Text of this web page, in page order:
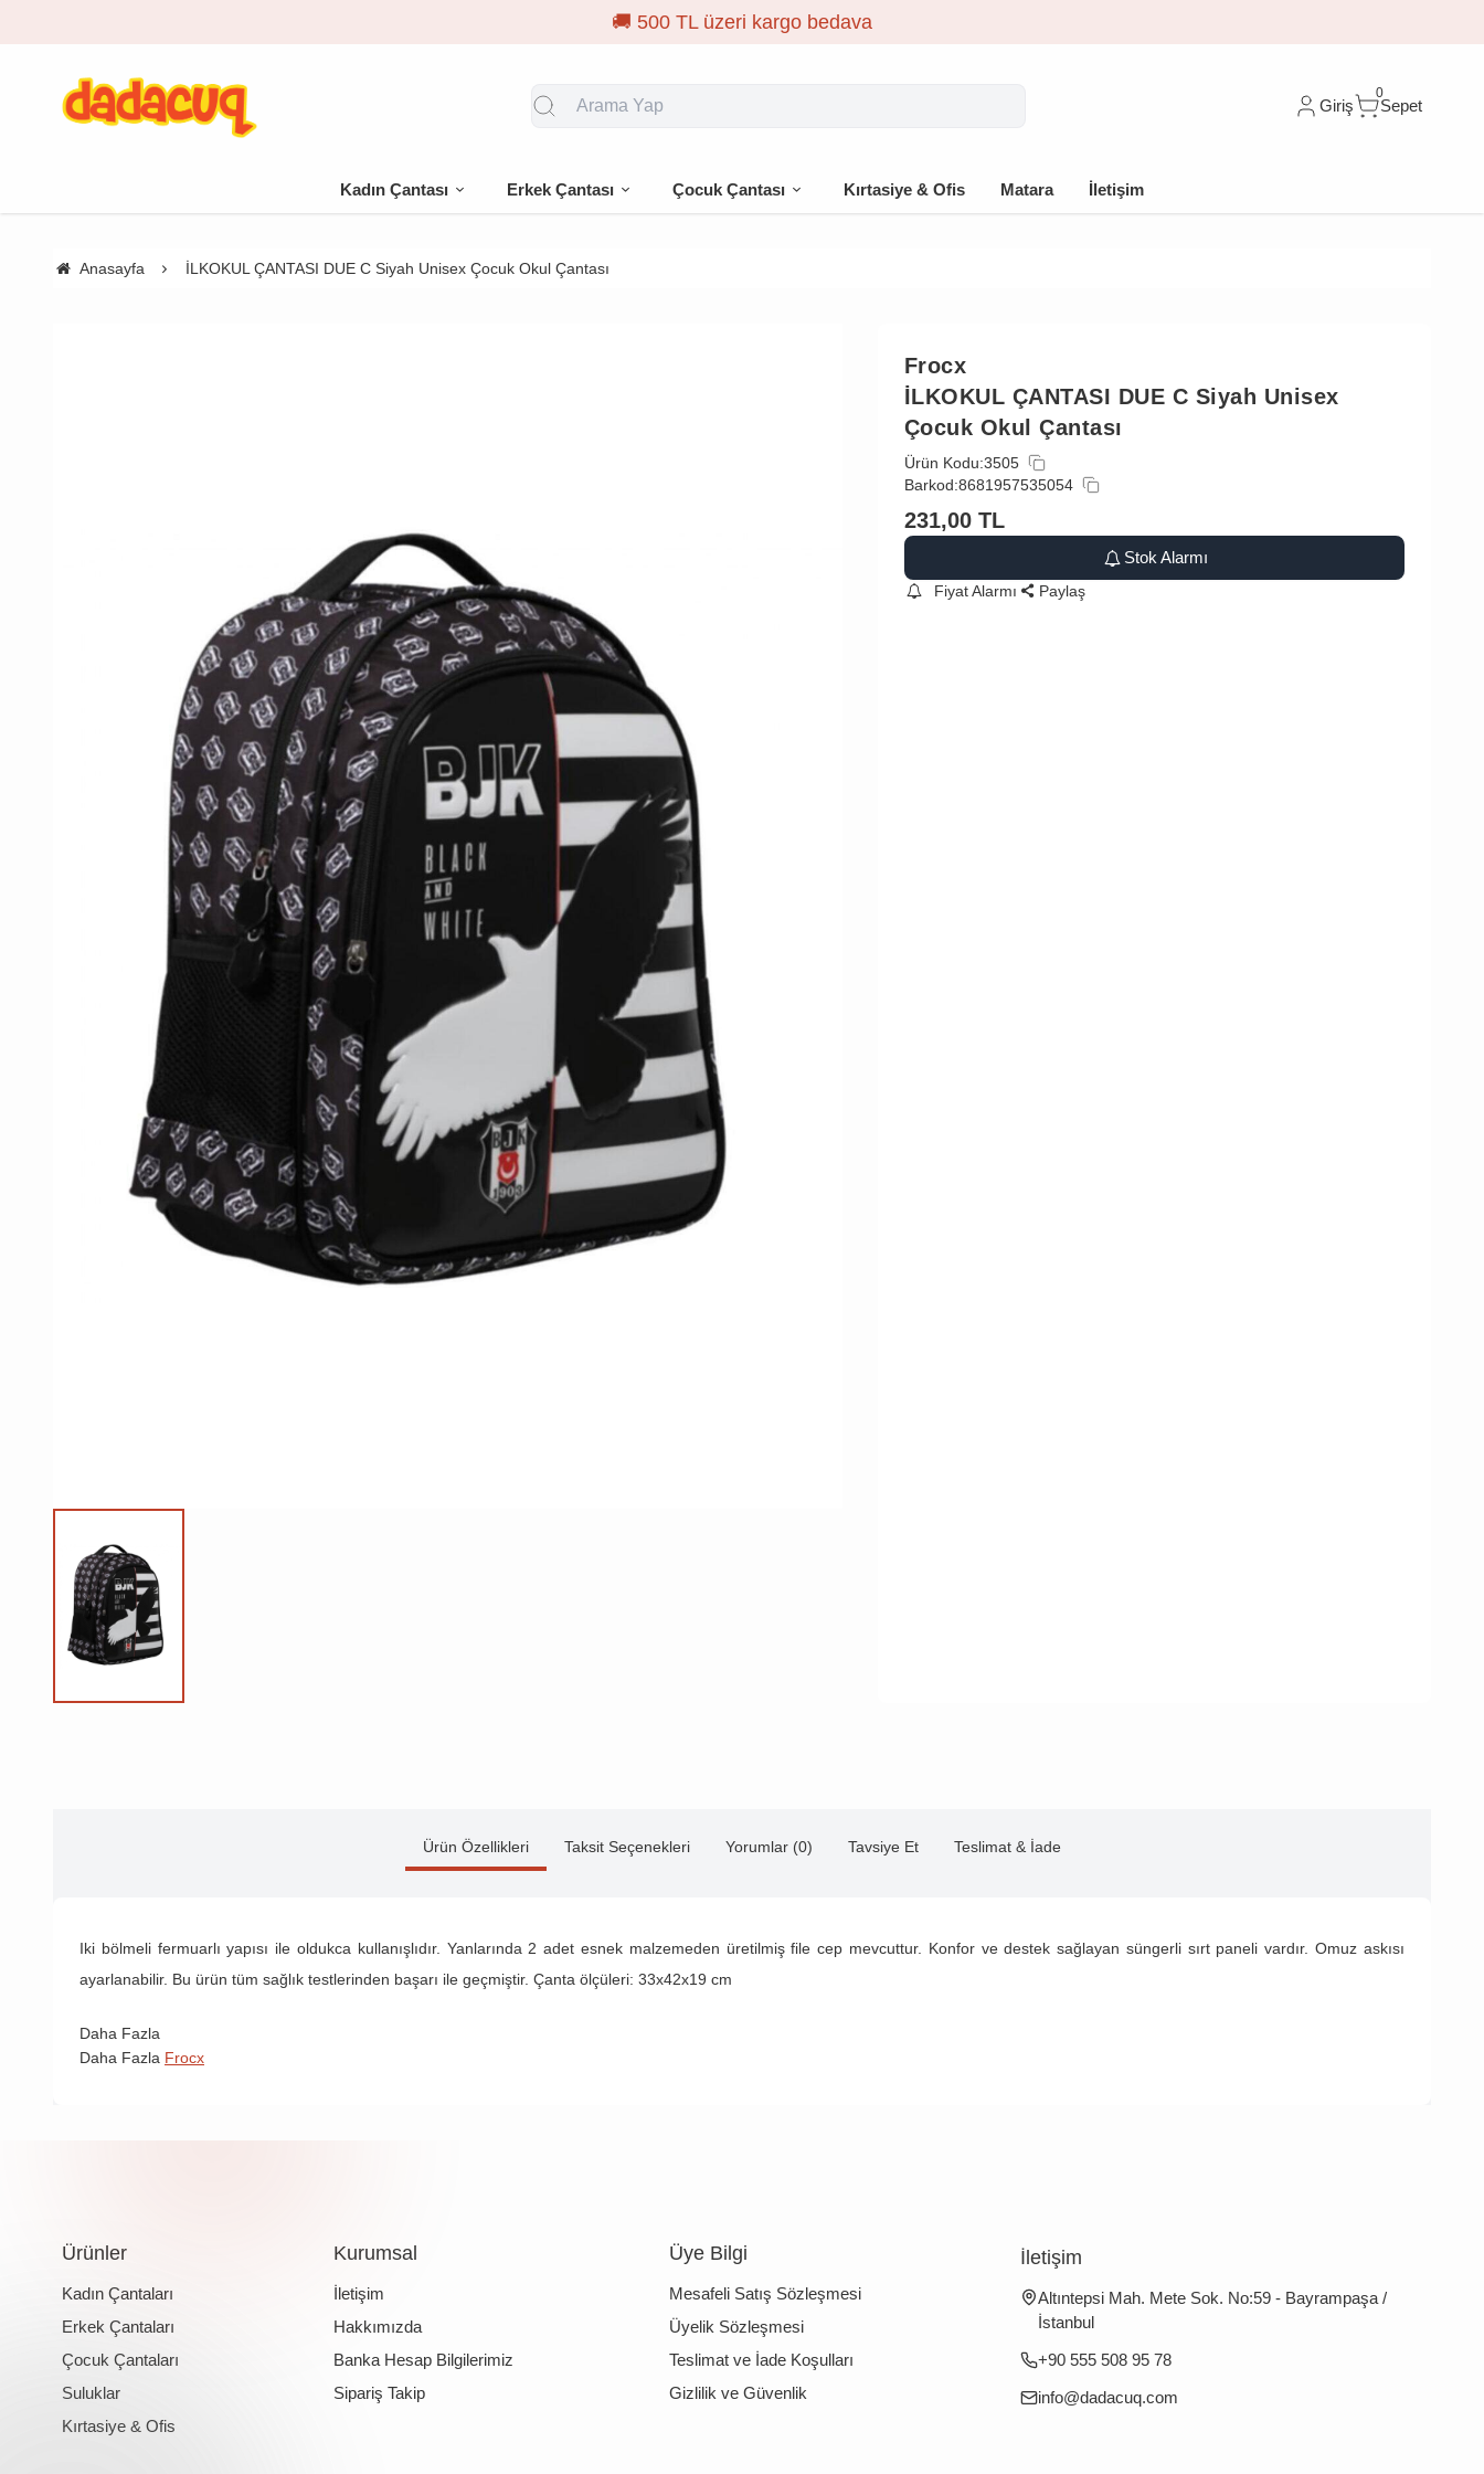
Giriş
0
Sepet
Kadın Çantası Erkek Çantası Çocuk Çantası Kırtasiye & Ofis Matara İletişim
Anasayfa İLKOKUL ÇANTASI DUE C Siyah Unisex Çocuk Okul Çantası
Frocx
İLKOKUL ÇANTASI DUE C Siyah Unisex
Çocuk Okul Çantası
Ürün Kodu:3505
Barkod:8681957535054
231,00 TL
Stok Alarmı
Fiyat Alarmı Paylaş
Ürün Özellikleri Taksit Seçenekleri Yorumlar (0) Tavsiye Et Teslimat & İade
Iki bölmeli fermuarlı yapısı ile oldukca kullanışlıdır. Yanlarında 2 adet esnek malzemeden üretilmiş file cep mevcuttur. Konfor ve destek sağlayan süngerli sırt paneli vardır. Omuz askısı
ayarlanabilir. Bu ürün tüm sağlık testlerinden başarı ile geçmiştir. Çanta ölçüleri: 33x42x19 cm
Daha Fazla
Daha Fazla Frocx
Ürünler
Kadın Çantaları
Erkek Çantaları
Çocuk Çantaları
Suluklar
Kırtasiye & Ofis
Kurumsal
İletişim
Hakkımızda
Banka Hesap Bilgilerimiz
Sipariş Takip
Üye Bilgi
Mesafeli Satış Sözleşmesi
Üyelik Sözleşmesi
Teslimat ve İade Koşulları
Gizlilik ve Güvenlik
İletişim
Altıntepsi Mah. Mete Sok. No:59 - Bayrampaşa /
İstanbul
+90 555 508 95 78
info@dadacuq.com